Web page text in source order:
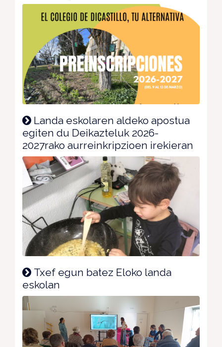
Landa eskolaren aldeko apostua
egiten du Deikazteluk 2026-
2027rako aurreinkripzioen irekieran
Txef egun batez Eloko landa
eskolan